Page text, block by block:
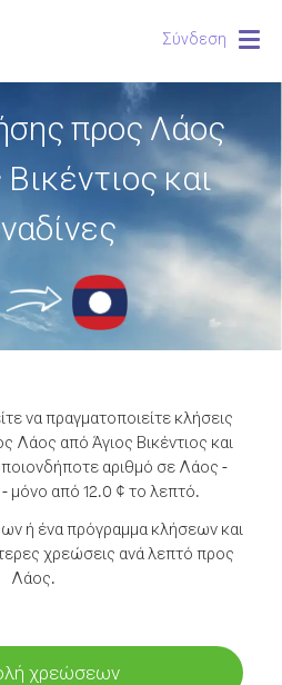
Σύνδεση
προς Λάος
και
να πραγματοποιείτε κλήσεις
Λάος από Άγιος Βικέντιος και
αριθμό σε Λάος -
μόνο από 12.0 ¢ το λεπτό.
ή ένα πρόγραμμα κλήσεων και
χρεώσεις ανά λεπτό προς
Λάος.
χρεώσεων